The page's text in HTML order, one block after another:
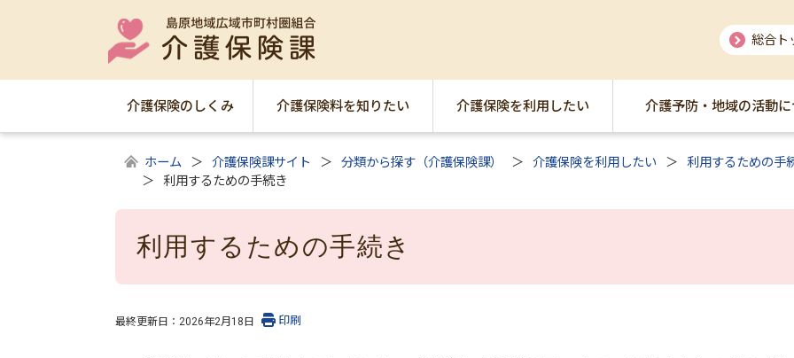
総合ト
介護保険のしくみ 介護保険料を知りたい 介護保険を利用したい 介護予防・地域の活動に
ホーム 介護保険課サイト 分類から探す（介護保険課） 介護保険を利用したい 利用するための手
利用するための手続き
利用するための手続き
最終更新日： 2026年2月18日 印刷